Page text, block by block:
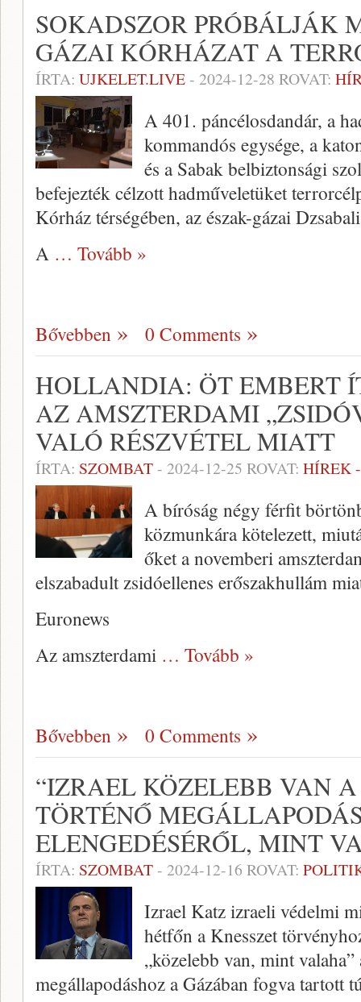
SOKADSZOR PRÓBÁLJÁK
GÁZAI KÓRHÁZAT A
ÍRTA: UJKELET.LIVE- 2024-12-28 ROVAT:
A 401. páncélosdandár, a
kommandós egysége, a
és a Sabak belbiztonsági
befejezték célzott hadműveletüket
Kórház térségében, az észak-gázai
A … Tovább »
Bővebben 0 Comments
HOLLANDIA: ÖT EMBERT
AZ AMSZTERDAMI
VALÓ RÉSZVÉTEL MIATT
ÍRTA: SZOMBAT- 2024-12-25 ROVAT: HÍREK
A bíróság négy férfit
közmunkára kötelezett,
őket a novemberi
elszabadult zsidóellenes erőszakhullám
Euronews
Az amszterdami … Tovább »
Bővebben 0 Comments
“IZRAEL KÖZELEBB VAN
TÖRTÉNŐ
ELENGEDÉSÉRŐL, MINT
ÍRTA: SZOMBAT- 2024-12-16 ROVAT:
Izrael Katz izraeli védelmi
hétfőn a Knesszet
„közelebb van, mint
megállapodáshoz a Gázában fogva tartott